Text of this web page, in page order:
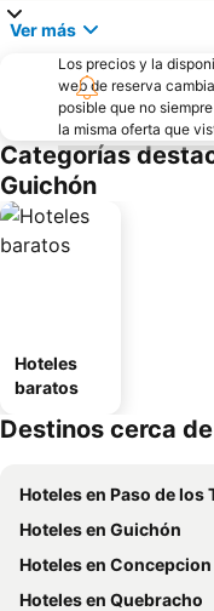
Ver más
Los precios y la
web de reserva
posible que no
la misma oferta que
Categorías
Guichón
Hoteles
baratos
Destinos cerca
Hoteles en Paso de los
Hoteles en Guichón
Hoteles en Concepcion del
Hoteles en Quebracho